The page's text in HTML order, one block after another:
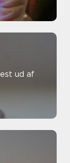
ud af